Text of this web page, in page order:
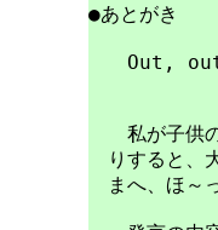
●あとがき
Out, out
私が子供の
りすると、
まへ、ほ～